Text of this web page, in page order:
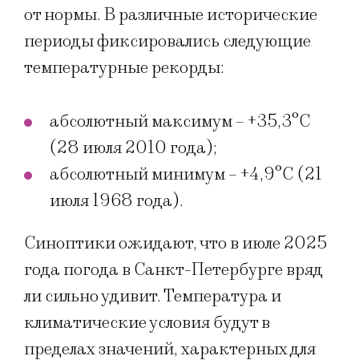
от нормы. В различные исторические
периоды фиксировались следующие
температурные рекорды:
абсолютный максимум – +35,3°C
(28 июля 2010 года);
абсолютный минимум – +4,9°C (21
июля 1968 года).
Синоптики ожидают, что в июле 2025
года погода в Санкт-Петербурге вряд
ли сильно удивит. Температура и
климатические условия будут в
пределах значений, характерных для